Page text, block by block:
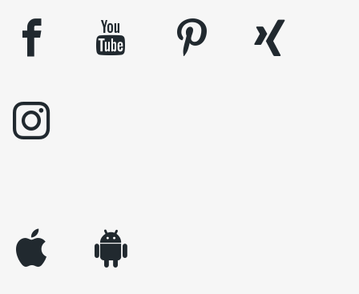
facebook youtube pinterest
xing
instagram
appleinc android